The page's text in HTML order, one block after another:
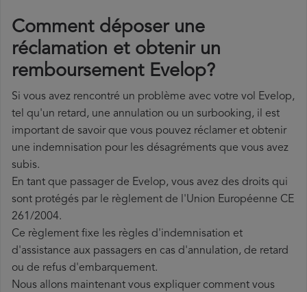
Comment déposer une
réclamation et obtenir un
remboursement Evelop?
Si vous avez rencontré un problème avec votre vol Evelop,
tel qu'un retard, une annulation ou un surbooking, il est
important de savoir que vous pouvez réclamer et obtenir
une indemnisation pour les désagréments que vous avez
subis.
En tant que passager de Evelop, vous avez des droits qui
sont protégés par le règlement de l'Union Européenne CE
261/2004.
Ce règlement fixe les règles d'indemnisation et
d'assistance aux passagers en cas d'annulation, de retard
ou de refus d'embarquement.
Nous allons maintenant vous expliquer comment vous